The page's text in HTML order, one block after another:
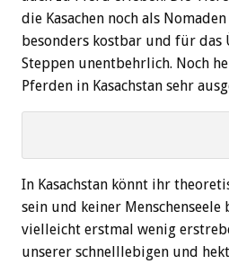
die Kasachen noch als
besonders kostbar und für das
Steppen unentbehrlich. Noch
Pferden in Kasachstan sehr
In Kasachstan könnt ihr
sein und keiner Menschenseele
vielleicht erstmal wenig
unserer schnelllebigen und